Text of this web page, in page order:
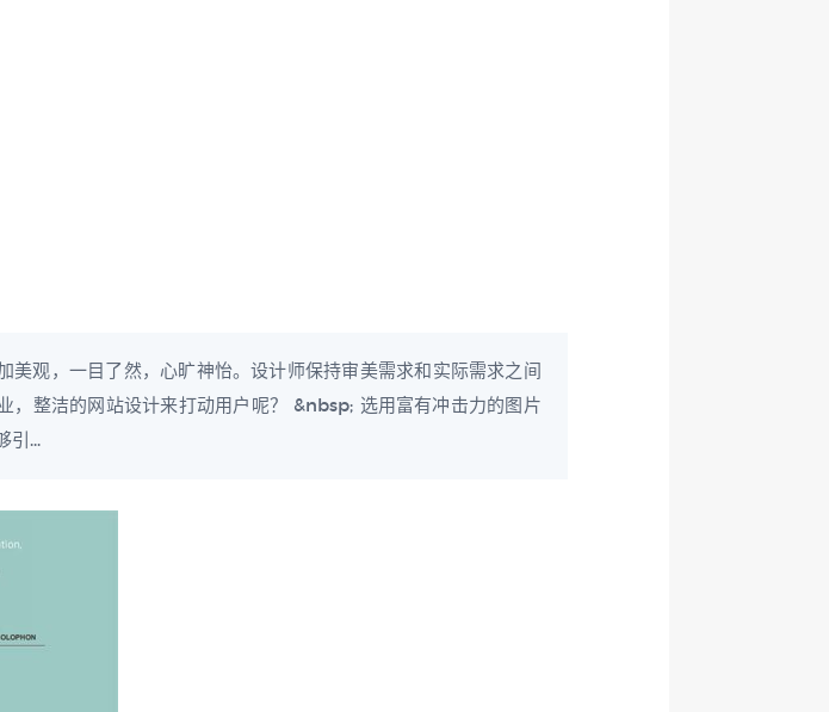
观，一目了然，心旷神怡。设计师保持审美需求和实际需求之间
，整洁的网站设计来打动用户呢？ &nbsp; 选用富有冲击力的图片
引...